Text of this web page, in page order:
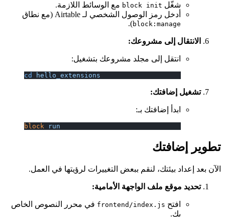
شغّل block init مع الوسائط اللازمة.
أدخل رمز الوصول الشخصي لـ Airtable (مع نطاق
block:manage
).
الانتقال إلى مشروعك:
انتقل إلى مجلد مشروعك بتشغيل:
cd hello_extensions
تشغيل إضافتك:
ابدأ إضافتك بـ:
block run
تطوير إضافتك
الآن بعد إعداد بيئتك، لنقم ببعض التغييرات لرؤيتها في العمل.
تحديد موقع ملف الواجهة الأمامية:
افتحfrontend/index.js في محرر النصوص الخاص
بك.